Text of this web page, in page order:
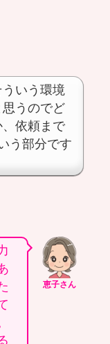
いう環境
うのでど
依頼まで
う部分です
恵子さん